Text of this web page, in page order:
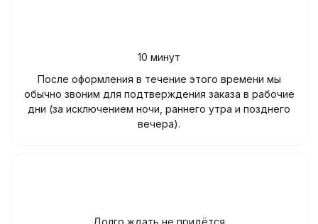
10 минут
После оформления в течение этого времени мы
обычно звоним для подтверждения заказа в рабочие
дни (за исключением ночи, раннего утра и позднего
вечера).
Долго ждать не придётся